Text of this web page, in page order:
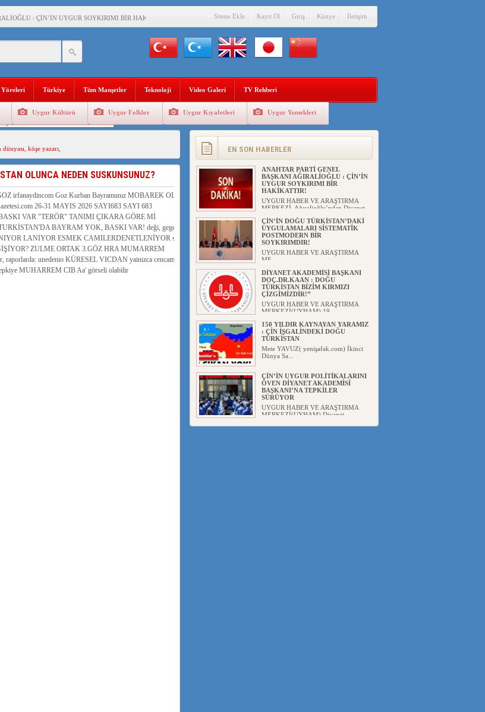
: ÇİN’İN UYGUR SOYKIRIMI BİR HAKİKATTIR!
SİSTEMATİK POSTMODERN BİR SOYKIRIMDIR!
: DOĞU TÜRKİSTAN BİZİM KIRMIZI ÇİZGİMİZDİR!”
DOĞU TÜRKİSTAN
AKADEMİSİ BAŞKANI’NA TEPKİLER SÜRÜYOR
TRABZON ZİYARETİ
GARİP SANSÜR VE HADSIZ İHTAR
143 BİN UYGUR ÇOCUĞU AİLELERİNDEN KOPARDI
Sitene Ekle Kayıt Ol Giriş Künye İletişim
Yöreleri Türkiye Tüm Manşetler Teknoloji Video Galeri TV Rehberi
Uygur Kültürü Uygur Folklor Uygur Kıyafetleri Uygur Yemekleri
dünyası köşe yazarı
OLUNCA NEDEN SUSKUNSUNUZ?
EN SON HABERLER
ANAHTAR PARTİ GENEL
BAŞKANI AĞIRALİOĞLU : ÇİN’İN
UYGUR SOYKIRIMI BİR
HAKİKATTIR!
UYGUR HABER VE ARAŞTIRMA
MERKEZİ Ağıralioğlu’ndan Diyanet
ÇİN’İN DOĞU TÜRKİSTAN’DAKİ
UYGULAMALARI SİSTEMATİK
POSTMODERN BİR
SOYKIRIMDIR!
UYGUR HABER VE ARAŞTIRMA
ME...
DİYANET AKADEMİSİ BAŞKANI
DOÇ.DR.KAAN : DOĞU
TÜRKİSTAN BİZİM KIRMIZI
ÇİZGİMİZDİR!”
UYGUR HABER VE ARAŞTIRMA
MERKEZİ(UYHAM) 19...
150 YILDIR KAYNAYAN YARAMIZ
: ÇİN İŞGALİNDEKİ DOĞU
TÜRKİSTAN
Mete YAVUZ( yenişafak.com) İkinci
Dünya Sa...
ÇİN’İN UYGUR POLİTİKALARINI
ÖVEN DİYANET AKADEMİSİ
BAŞKANI’NA TEPKİLER
SÜRÜYOR
UYGUR HABER VE ARAŞTIRMA
MERKEZİ(UYHAM) Diyanet
MHP’DEN URUMÇİ KATLİAMI